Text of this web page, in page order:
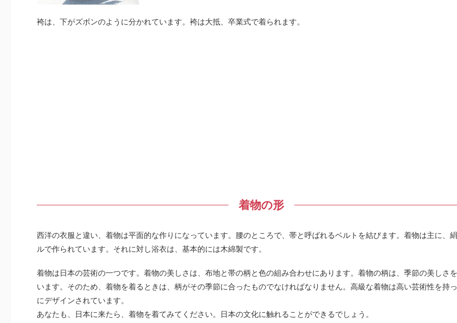
袴は、下がズボンのように分かれています。袴は大抵、卒業式で着られます。
着物の形
西洋の衣服と違い、着物は平面的な作りになっています。腰のところで、帯と呼ばれるベルトを結びます。着物は主に、
ルで作られています。それに対し浴衣は、基本的には木綿製です。
着物は日本の芸術の一つです。着物の美しさは、布地と帯の柄と色の組み合わせにあります。着物の柄は、季節の美しさ
います。そのため、着物を着るときは、柄がその季節に合ったものでなければなりません。高級な着物は高い芸術性を持
にデザインされています。
あなたも、日本に来たら、着物を着てみてください。日本の文化に触れることができるでしょう。